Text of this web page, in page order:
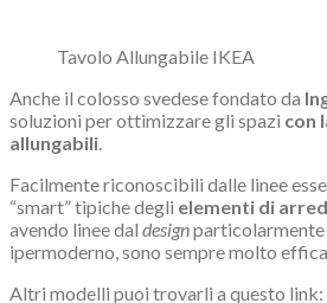
Tavolo Allungabile IKEA
Anche il colosso svedese fondato da
soluzioni per ottimizzare gli spazi con
allungabili.
Facilmente riconoscibili dalle linee
“smart” tipiche degli elementi di
avendo linee dal design
ipermoderno,sono sempre molto
Altri modelli puoi trovarli a questo